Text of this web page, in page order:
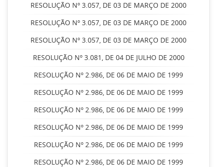
RESOLUÇÃO Nº 3.057, DE 03 DE MARÇO DE 2000
RESOLUÇÃO Nº 3.057, DE 03 DE MARÇO DE 2000
RESOLUÇÃO Nº 3.057, DE 03 DE MARÇO DE 2000
RESOLUÇÃO Nº 3.081, DE 04 DE JULHO DE 2000
RESOLUÇÃO Nº 2.986, DE 06 DE MAIO DE 1999
RESOLUÇÃO Nº 2.986, DE 06 DE MAIO DE 1999
RESOLUÇÃO Nº 2.986, DE 06 DE MAIO DE 1999
RESOLUÇÃO Nº 2.986, DE 06 DE MAIO DE 1999
RESOLUÇÃO Nº 2.986, DE 06 DE MAIO DE 1999
RESOLUÇÃO Nº 2.986, DE 06 DE MAIO DE 1999